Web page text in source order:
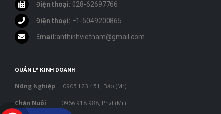
Điện thoại: 028-62697766
Điện thoại: +1-5049200865
Email:anthinhvietnam@gmail.com
QUẢN LÝ KINH DOANH
Nông Nghiệp 0906 123 451, Bảo (Mr)
Chăn Nuôi 0966 918 988, Phat (Mr)